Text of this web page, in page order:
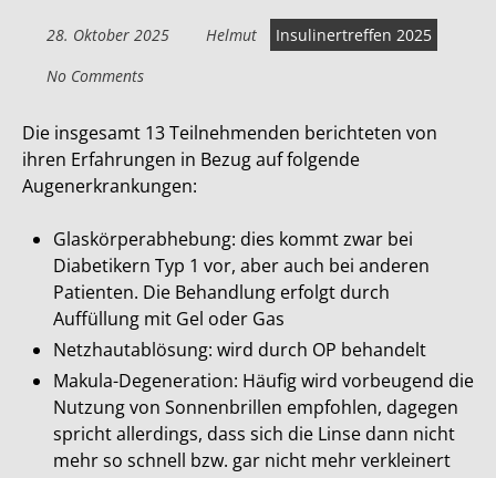
28. Oktober 2025 Helmut
Insulinertreffen 2025
No Comments
Die insgesamt 13 Teilnehmenden berichteten von
ihren Erfahrungen in Bezug auf folgende
Augenerkrankungen:
Glaskörperabhebung: dies kommt zwar bei
Diabetikern Typ 1 vor, aber auch bei anderen
Patienten. Die Behandlung erfolgt durch
Auffüllung mit Gel oder Gas
Netzhautablösung: wird durch OP behandelt
Makula-Degeneration: Häufig wird vorbeugend die
Nutzung von Sonnenbrillen empfohlen, dagegen
spricht allerdings, dass sich die Linse dann nicht
mehr so schnell bzw. gar nicht mehr verkleinert